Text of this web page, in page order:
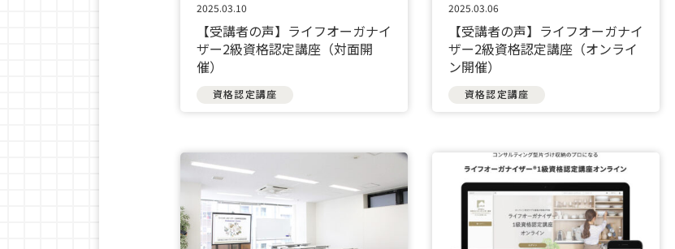
2025.03.10
【受講者の声】ライフオーガナイ
ザー2級資格認定講座（対面開
催）
資格認定講座
2025.03.06
【受講者の声】ライフオーガナイ
ザー2級資格認定講座（オンライ
ン開催）
資格認定講座